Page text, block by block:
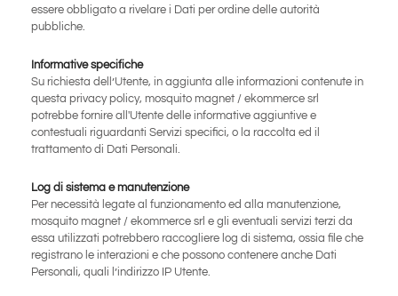
essere obbligato a rivelare i Dati per ordine delle autorità
pubbliche.
Informative specifiche
Su richiesta dell’Utente, in aggiunta alle informazioni contenute in
questa privacy policy, mosquito magnet / ekommerce srl
potrebbe fornire all'Utente delle informative aggiuntive e
contestuali riguardanti Servizi specifici, o la raccolta ed il
trattamento di Dati Personali.
Log di sistema e manutenzione
Per necessità legate al funzionamento ed alla manutenzione,
mosquito magnet / ekommerce srl e gli eventuali servizi terzi da
essa utilizzati potrebbero raccogliere log di sistema, ossia file che
registrano le interazioni e che possono contenere anche Dati
Personali, quali l’indirizzo IP Utente.